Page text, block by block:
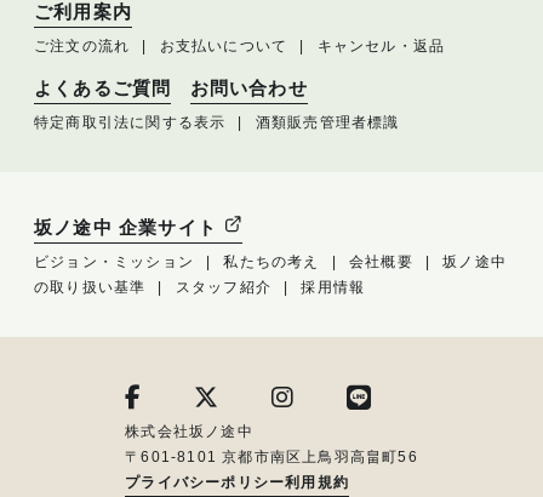
ご利用案内
ご注文の流れ お支払いについて キャンセル・返品
よくあるご質問 お問い合わせ
特定商取引法に関する表示 酒類販売管理者標識
坂ノ途中 企業サイト
ビジョン・ミッション 私たちの考え 会社概要
坂ノ途中
の取り扱い基準
スタッフ紹介 採用情報
株式会社坂ノ途中
〒601-8101 京都市南区上鳥羽高畠町56
プライバシーポリシー利用規約